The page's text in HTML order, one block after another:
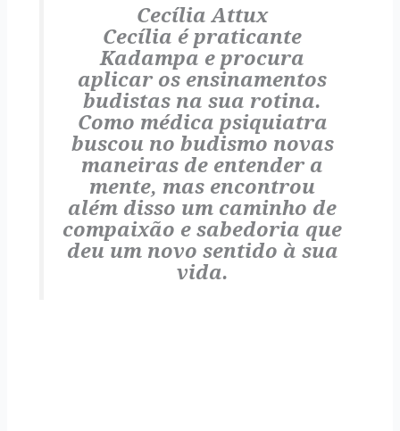
Cecília Attux
Cecília é praticante
Kadampa e procura
aplicar os ensinamentos
budistas na sua rotina.
Como médica psiquiatra
buscou no budismo novas
maneiras de entender a
mente, mas encontrou
além disso um caminho de
compaixão e sabedoria que
deu um novo sentido à sua
vida.